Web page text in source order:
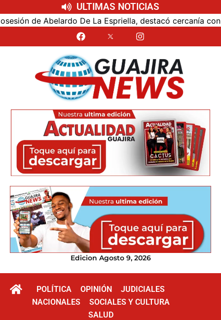
ULTIMAS NOTICIAS
de Abelardo De La Espriella, destacó cercanía con el
Edicion Agosto 9, 2026
POLÍTICA OPINIÓN
JUDICIALES
NACIONALES
SOCIALES Y CULTURA
SALUD